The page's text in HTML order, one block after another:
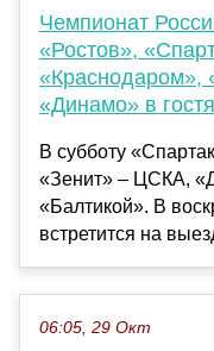
Чемпионат
«Ростов»,
«Краснодаром»,
«Динамо» в
В субботу
«Зенит» – ЦСКА,
«Балтикой». В
встретится на
06:05, 29 Окт